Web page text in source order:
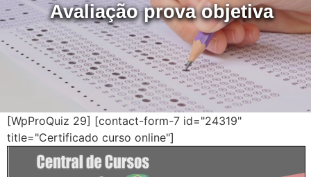
Avaliação prova objetiva
Avaliação prova objetiva
[WpProQuiz 29] [contact-form-7 id="24319"
title="Certificado curso online"]